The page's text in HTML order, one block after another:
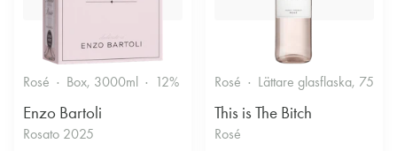
Rosé Box, 3000ml 12% Friskt & Bärigt
Enzo Bartoli
Rosato 2025
Rosé Lättare glasflaska, 750ml
This is The Bitch
Rosé